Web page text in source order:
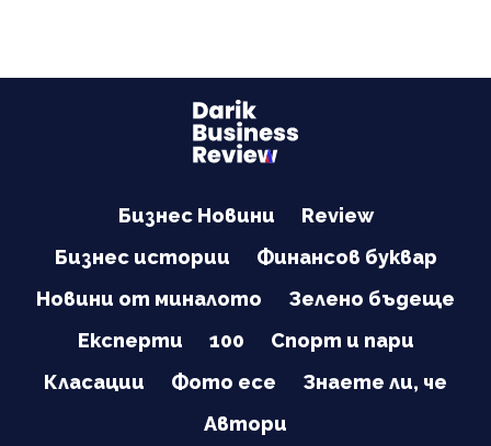
Бизнес Новини
Review
Бизнес истории
Финансов буквар
Новини от миналото
Зелено бъдеще
Експерти
100
Спорт и пари
Класации
Фото есе
Знаете ли, че
Автори